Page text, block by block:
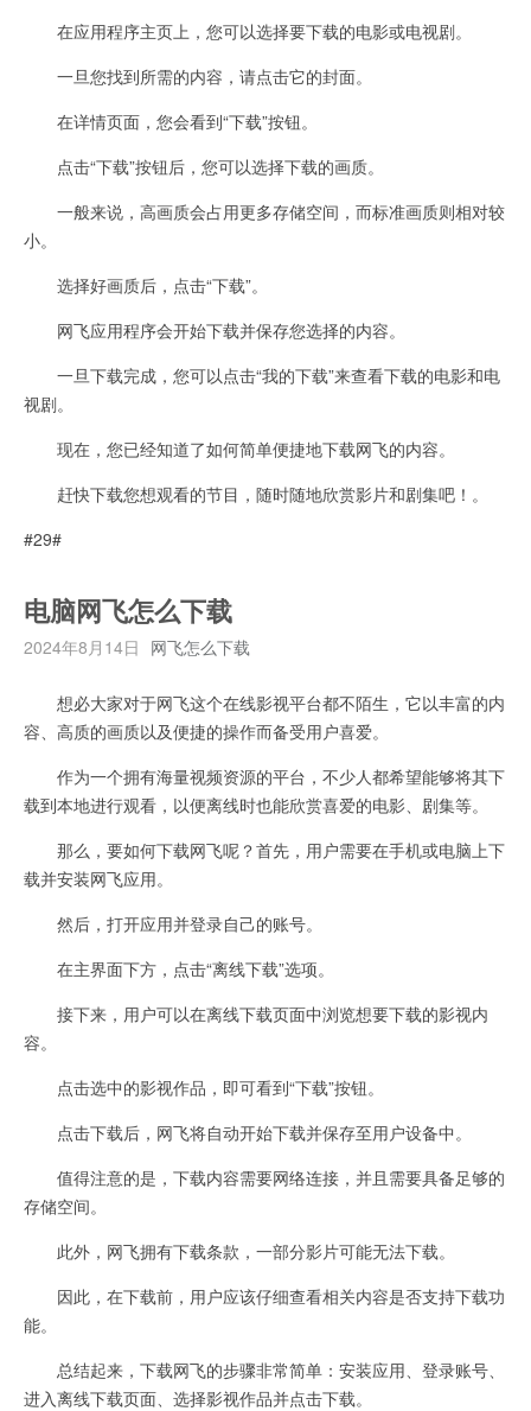
在应用程序主页上，您可以选择要下载的电影或电视剧。
一旦您找到所需的内容，请点击它的封面。
在详情页面，您会看到“下载”按钮。
点击“下载”按钮后，您可以选择下载的画质。
一般来说，高画质会占用更多存储空间，而标准画质则相对较
小。
选择好画质后，点击“下载”。
网飞应用程序会开始下载并保存您选择的内容。
一旦下载完成，您可以点击“我的下载”来查看下载的电影和电
视剧。
现在，您已经知道了如何简单便捷地下载网飞的内容。
赶快下载您想观看的节目，随时随地欣赏影片和剧集吧！。
#29#
电脑网飞怎么下载
2024年8月14日 网飞怎么下载
想必大家对于网飞这个在线影视平台都不陌生，它以丰富的内
容、高质的画质以及便捷的操作而备受用户喜爱。
作为一个拥有海量视频资源的平台，不少人都希望能够将其下
载到本地进行观看，以便离线时也能欣赏喜爱的电影、剧集等。
那么，要如何下载网飞呢？首先，用户需要在手机或电脑上下
载并安装网飞应用。
然后，打开应用并登录自己的账号。
在主界面下方，点击“离线下载”选项。
接下来，用户可以在离线下载页面中浏览想要下载的影视内
容。
点击选中的影视作品，即可看到“下载”按钮。
点击下载后，网飞将自动开始下载并保存至用户设备中。
值得注意的是，下载内容需要网络连接，并且需要具备足够的
存储空间。
此外，网飞拥有下载条款，一部分影片可能无法下载。
因此，在下载前，用户应该仔细查看相关内容是否支持下载功
能。
总结起来，下载网飞的步骤非常简单：安装应用、登录账号、
进入离线下载页面、选择影视作品并点击下载。